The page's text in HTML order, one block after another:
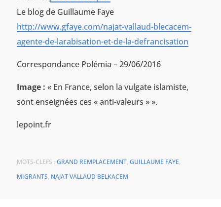
Le blog de Guillaume Faye
http://www.gfaye.com/najat-vallaud-blecacem-
agente-de-larabisation-et-de-la-defrancisation
Correspondance Polémia – 29/06/2016
Image : « En France, selon la vulgate islamiste,
sont enseignées ces « anti-valeurs » ».
lepoint.fr
MOTS-CLEFS : GRAND REMPLACEMENT, GUILLAUME FAYE,
MIGRANTS, NAJAT VALLAUD BELKACEM